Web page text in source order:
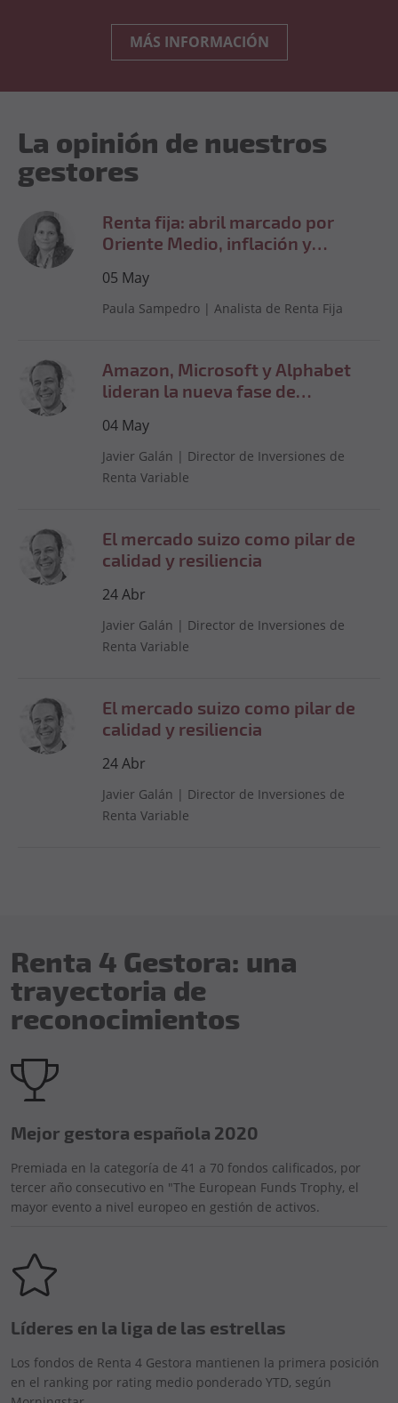
MÁS INFORMACIÓN
La opinión de nuestros
gestores
Renta fija: abril marcado por
Oriente Medio, inflación y
05 May
Paula Sampedro | Analista de Renta Fija
Amazon, Microsoft y Alphabet
lideran la nueva fase de
por la IA
04 May
Javier Galán | Director de Inversiones de
Renta Variable
El mercado suizo como pilar de
calidad y resiliencia
24Abr
Javier Galán | Director de Inversiones de
Renta Variable
El mercado suizo como pilar de
calidad y resiliencia
24Abr
Javier Galán | Director de Inversiones de
Renta Variable
Renta 4 Gestora: una
trayectoria de
reconocimientos
Mejor gestora española 2020
Premiada en la categoría de 41 a 70 fondos calificados, por
tercer año consecutivo en "The European Funds Trophy, el
mayor evento a nivel europeo en gestión de activos.
Líderes en la liga de las estrellas
Los fondos de Renta 4 Gestora mantienen la primera posición
en el ranking por rating medio ponderado YTD, según